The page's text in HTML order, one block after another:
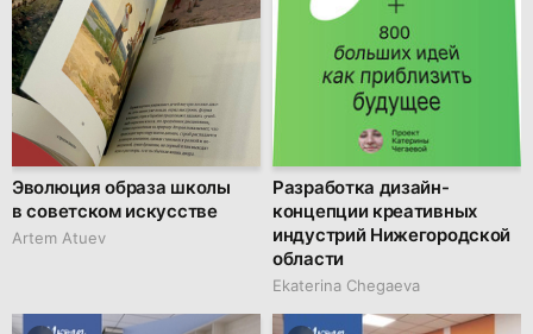
Эволюция образа школы
в советском искусстве
Artem Atuev
Разработка дизайн-
концепции креативных
индустрий Нижегородской
области
Ekaterina Chegaeva